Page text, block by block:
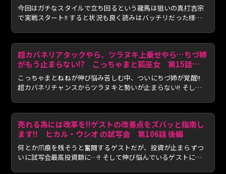
今回はガチなスタイルで立ち回るという龍馬は狙いの真打吉宗
で実戦スタート!! すると状況も良く読みはバッチリだった様子!!
超カバネリアタックやら、ツラヌキ上乗せやら…ちづ姉
がもう止まらない!? こっちゃまと狐巫女 第15話
(3/4)
こっちゃまとねねが伸び悩み苦しむ中、ついにちづ姉が覚醒!!
超カバネリチャンスからツラヌキと勢いが止まらない!! そして
売れる為には改革を!!ゲストの改善点をズバッと指南し
ます!! ヒカル・ウシオ の試写会 第106話 後編
何とか爪痕を残そうと奮闘するゲストだが、投資が止まらずつ
いに試写会最高投資額に…!! そして伸び悩んでいるゲストに沖